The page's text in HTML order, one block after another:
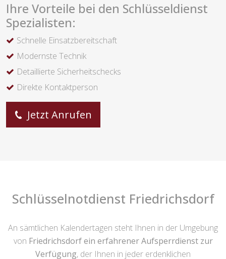
Ihre Vorteile bei den Schlüsseldienst
Spezialisten:
Schnelle Einsatzbereitschaft
Modernste Technik
Detaillierte Sicherheitschecks
Direkte Kontaktperson
Jetzt Anrufen
Schlüsselnotdienst Friedrichsdorf
An sämtlichen Kalendertagen steht Ihnen in der Umgebung
von Friedrichsdorf ein erfahrener Aufsperrdienst zur
Verfügung, der Ihnen in jeder erdenklichen